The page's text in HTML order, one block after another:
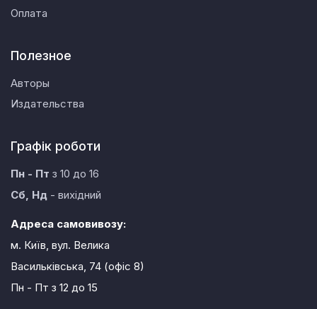
Оплата
Полезное
Авторы
Издательства
Графік роботи
Пн - Пт з 10 до 16
Сб, Нд - вихідний
Адреса самовивозу:
м. Київ, вул. Велика
Васильківська, 74 (офіс 8)
Пн - Пт з 12 до 15